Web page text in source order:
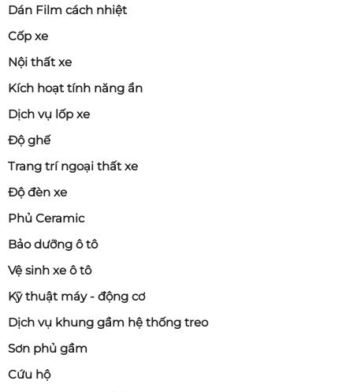
Dán Film cách nhiệt
Cốp xe
Nội thất xe
Kích hoạt tính năng ẩn
Dịch vụ lốp xe
Độ ghế
Trang trí ngoại thất xe
Độ đèn xe
Phủ Ceramic
Bảo dưỡng ô tô
Vệ sinh xe ô tô
Kỹ thuật máy - động cơ
Dịch vụ khung gầm hệ thống treo
Sơn phủ gầm
Cứu hộ